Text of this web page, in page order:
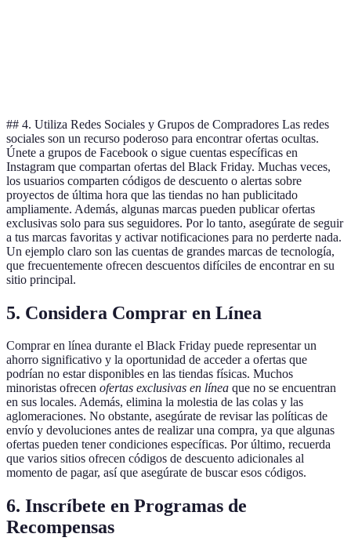
## 4. Utiliza Redes Sociales y Grupos de Compradores Las redes
sociales son un recurso poderoso para encontrar ofertas ocultas.
Únete a grupos de Facebook o sigue cuentas específicas en
Instagram que compartan ofertas del Black Friday. Muchas veces,
los usuarios comparten códigos de descuento o alertas sobre
proyectos de última hora que las tiendas no han publicitado
ampliamente. Además, algunas marcas pueden publicar ofertas
exclusivas solo para sus seguidores. Por lo tanto, asegúrate de seguir
a tus marcas favoritas y activar notificaciones para no perderte nada.
Un ejemplo claro son las cuentas de grandes marcas de tecnología,
que frecuentemente ofrecen descuentos difíciles de encontrar en su
sitio principal.
5. Considera Comprar en Línea
Comprar en línea durante el Black Friday puede representar un
ahorro significativo y la oportunidad de acceder a ofertas que
podrían no estar disponibles en las tiendas físicas. Muchos
minoristas ofrecen ofertas exclusivas en línea que no se encuentran
en sus locales. Además, elimina la molestia de las colas y las
aglomeraciones. No obstante, asegúrate de revisar las políticas de
envío y devoluciones antes de realizar una compra, ya que algunas
ofertas pueden tener condiciones específicas. Por último, recuerda
que varios sitios ofrecen códigos de descuento adicionales al
momento de pagar, así que asegúrate de buscar esos códigos.
6. Inscríbete en Programas de
Recompensas